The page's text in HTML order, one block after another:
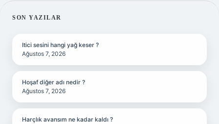
SIDEBAR
SON YAZILAR
Itici sesini hangi yağ keser ?
Ağustos 7, 2026
Hoşaf diğer adı nedir ?
Ağustos 7, 2026
Harçlık avansım ne kadar kaldı ?